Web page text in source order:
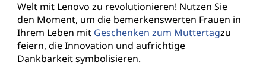
Welt mit Lenovo zu revolutionieren! Nutzen Sie
den Moment, um die bemerkenswerten Frauen in
Ihrem Leben mit Geschenken zum Muttertagzu
feiern, die Innovation und aufrichtige
Dankbarkeit symbolisieren.